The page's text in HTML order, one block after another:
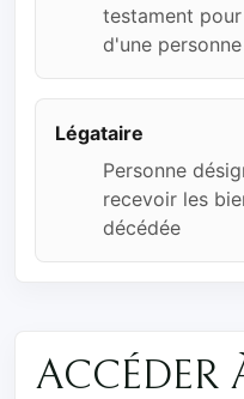
testament
d'une
Légataire
Personne
recevoir les
décédée
ACCÉDER